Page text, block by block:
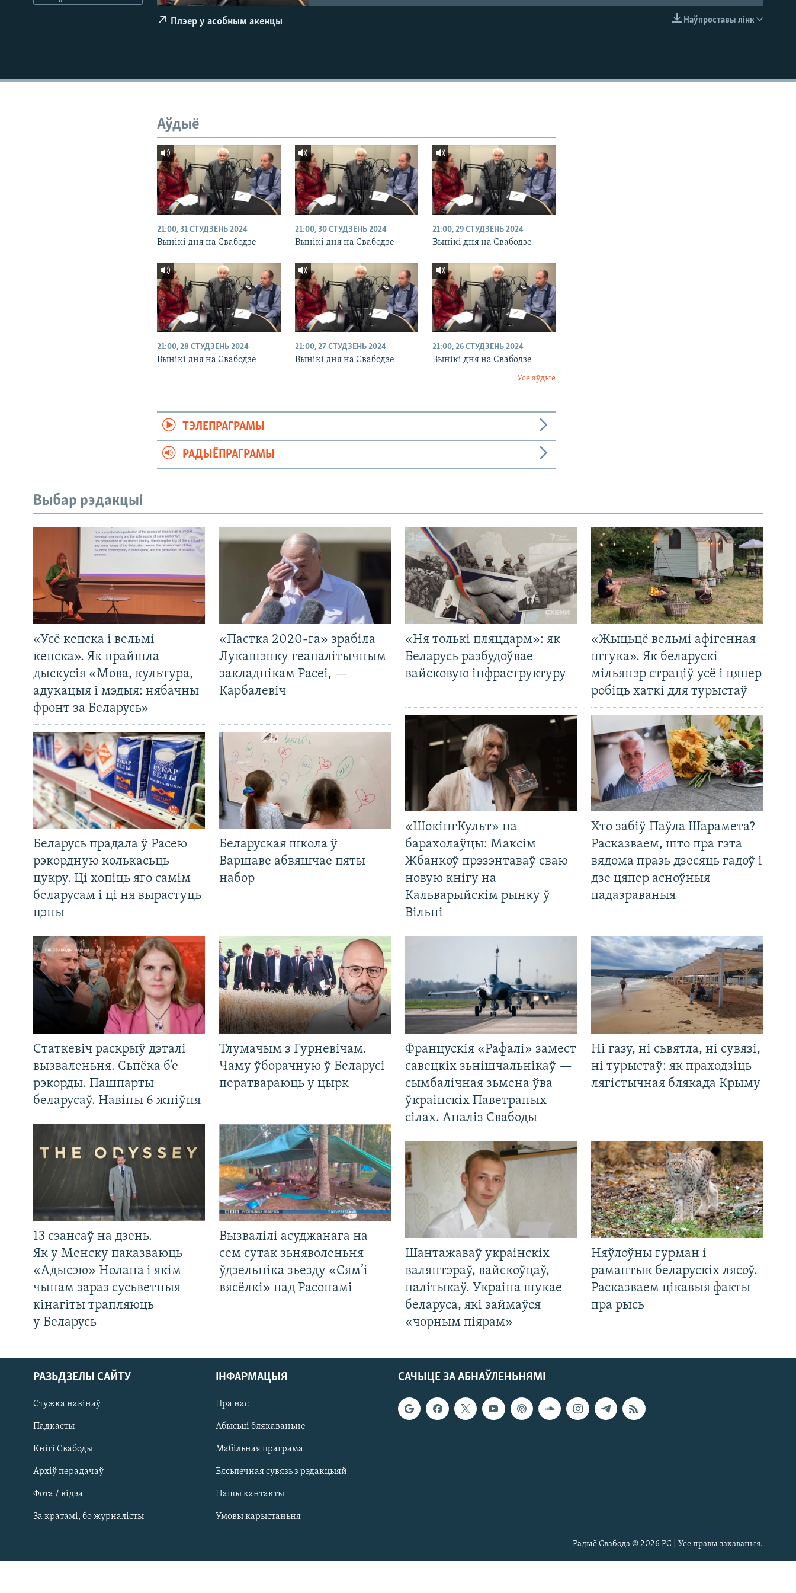
САЧЫЦЕ ЗА АБНАЎЛЕНЬНЯМІ
Наўпроставы лінк
Плэер у асобным акенцы
Аўдыё
21:00, 31 СТУДЗЕНЬ 2024
Вынікі дня на Свабодзе
21:00, 30 СТУДЗЕНЬ 2024
Вынікі дня на Свабодзе
21:00, 29 СТУДЗЕНЬ 2024
Вынікі дня на Свабодзе
21:00, 28 СТУДЗЕНЬ 2024
Вынікі дня на Свабодзе
21:00, 27 СТУДЗЕНЬ 2024
Вынікі дня на Свабодзе
21:00, 26 СТУДЗЕНЬ 2024
Вынікі дня на Свабодзе
Усе аўдыё
ТЭЛЕПРАГРАМЫ
РАДЫЁПРАГРАМЫ
Выбар рэдакцыі
«Усё кепска і вельмі
кепска». Як прайшла
дыскусія «Мова, культура,
адукацыя і мэдыя: нябачны
фронт за Беларусь»
«Пастка 2020-га» зрабіла
Лукашэнку геапалітычным
закладнікам Расеі, —
Карбалевіч
Беларусь прадала ў Расею
рэкордную колькасьць
цукру. Ці хопіць яго самім
беларусам і ці ня вырастуць
цэны
Беларуская школа ў
Варшаве абвяшчае пяты
набор
Статкевіч раскрыў дэталі
вызваленьня. Сьпёка б’е
рэкорды. Пашпарты
беларусаў. Навіны 6 жніўня
Тлумачым з Гурневічам.
Чаму ўборачную ў Беларусі
ператвараюць у цырк
13 сэансаў на дзень.
Як у Менску паказваюць
«Адысэю» Нолана і якім
чынам зараз сусьветныя
кінагіты трапляюць
у Беларусь
Вызвалілі асуджанага на
сем сутак зьняволеньня
ўдзельніка зьезду «Сям’і
вясёлкі» пад Расонамі
«Ня толькі пляцдарм»: як
Беларусь разбудоўвае
вайсковую інфраструктуру
«Жыцьцё вельмі афігенная
штука». Як беларускі
мільянэр страціў усё і цяпер
робіць хаткі для турыстаў
«ШокінгКульт» на
барахолаўцы: Максім
Жбанкоў прэзэнтаваў сваю
новую кнігу на
Кальварыйскім рынку ў
Вільні
Хто забіў Паўла Шарамета?
Расказваем, што пра гэта
вядома празь дзесяць гадоў і
дзе цяпер асноўныя
падазраваныя
Францускія «Рафалі» замест
савецкіх зьнішчальнікаў —
сымбалічная зьмена ўва
ўкраінскіх Паветраных
сілах. Аналіз Свабоды
Ні газу, ні сьвятла, ні сувязі,
ні турыстаў: як праходзіць
лягістычная блякада Крыму
Шантажаваў украінскіх
валянтэраў, вайскоўцаў,
палітыкаў. Украіна шукае
беларуса, які займаўся
«чорным піярам»
Няўлоўны гурман і
рамантык беларускіх лясоў.
Расказваем цікавыя факты
пра рысь
САЧЫЦЕ ЗА АБНАЎЛЕНЬНЯМІ
РАЗЬДЗЕЛЫ САЙТУ
Стужка навінаў
Падкасты
Кнігі Свабоды
Архіў перадачаў
Фота / відэа
За кратамі, бо журналісты
ІНФАРМАЦЫЯ
Пра нас
Абысьці блякаваньне
Мабільная праграма
Бясьпечная сувязь з рэдакцыяй
Нашы кантакты
Умовы карыстаньня
Радыё Свабода © 2026 РС | Усе правы захаваныя.